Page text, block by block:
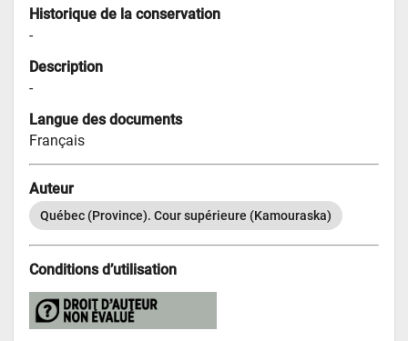
Historique de la conservation
-
Description
-
Langue des documents
Français
Auteur
Québec (Province). Cour supérieure (Kamouraska)
Conditions d’utilisation